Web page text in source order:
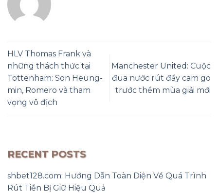
HLV Thomas Frank và
những thách thức tại
Tottenham: Son Heung-
min, Romero và tham
vọng vô địch
Manchester United: Cuộc
đua nước rút đầy cam go
trước thềm mùa giải mới
RECENT POSTS
shbet128.com: Hướng Dẫn Toàn Diện Về Quá Trình
Rút Tiền Bị Giữ Hiệu Quả